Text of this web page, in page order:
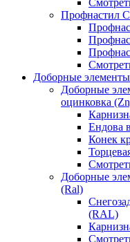
Профнастил
Доборные элементы
Доборные
оцинковка
Ендова
Конек
Доборные
(Ral)
(RAL)